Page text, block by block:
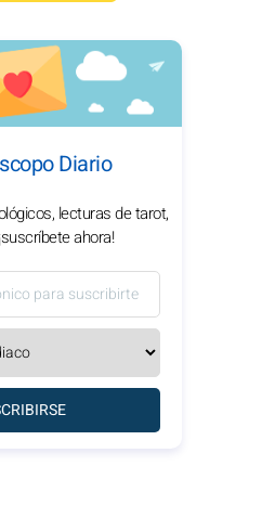
Diario
lecturas de tarot,
ahora!